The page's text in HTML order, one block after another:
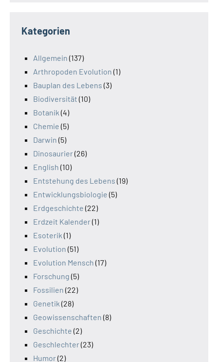
Kategorien
Allgemein (137)
Arthropoden Evolution (1)
Bauplan des Lebens (3)
Biodiversität (10)
Botanik (4)
Chemie (5)
Darwin (5)
Dinosaurier(26)
English (10)
Entstehung des Lebens (19)
Entwicklungsbiologie (5)
Erdgeschichte (22)
Erdzeit Kalender(1)
Esoterik (1)
Evolution (51)
Evolution Mensch (17)
Forschung (5)
Fossilien (22)
Genetik (28)
Geowissenschaften (8)
Geschichte (2)
Geschlechter(23)
Humor(2)